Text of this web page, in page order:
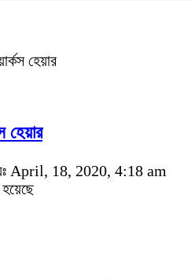
হেয়ার
হেয়ার
April, 18, 2020, 4:18 am